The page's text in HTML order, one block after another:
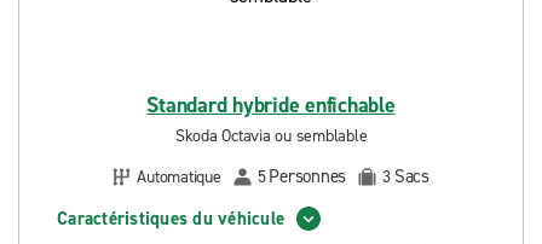
Standard hybride enfichable
Skoda Octavia ou semblable
Automatique
5Personnes 3 Sacs
Caractéristiques du véhicule